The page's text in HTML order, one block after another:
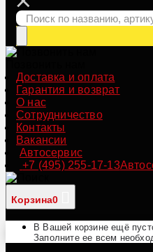
Доставка и оплата
Гарантия и возврат
О нас
Сотрудничество
Контакты
Вакансии
Автосервис
+7 (495) 255-17-13
Корзина0
В Вашей корзине ещё
Заполните ее всем